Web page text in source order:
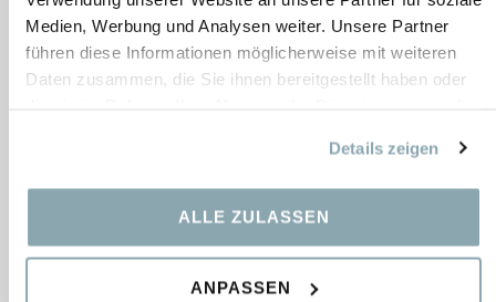
Medien, Werbung und Analysen weiter. Unsere Partner
führen diese Informationen möglicherweise mit weiteren
Daten zusammen, die Sie ihnen bereitgestellt haben oder
Details zeigen
ALLE ZULASSEN
ANPASSEN
Small piece of cake
725×762×300 mm
243,50€